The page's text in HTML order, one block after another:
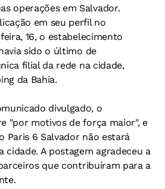
operações em Salvador.
em seu perfil no
16, o estabelecimento
sido o último de
filial da rede na cidade,
da Bahia.
divulgado, o
"por motivos de força maior", e
Paris 6 Salvador não estará
cidade. A postagem agradeceu a
que contribuíram para a